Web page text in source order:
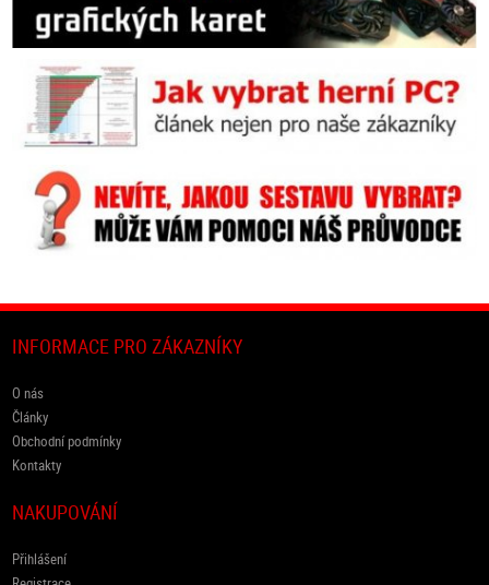
INFORMACE PRO ZÁKAZNÍKY
O nás
Články
Obchodní podmínky
Kontakty
NAKUPOVÁNÍ
Přihlášení